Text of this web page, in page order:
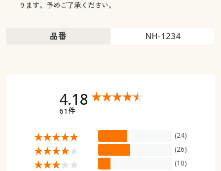
ります。予めご了承ください。
品番 NH-1234
4.18
61件
(24)
(26)
(10)